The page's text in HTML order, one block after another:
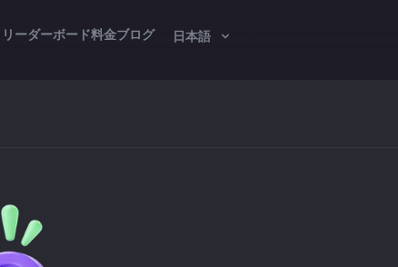
リーダーボード料金ブログ 日本語